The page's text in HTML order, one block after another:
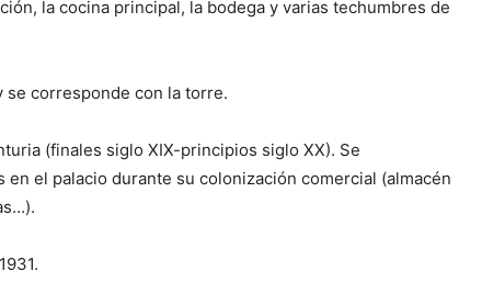
la cocina principal, la bodega y varias techumbres de
se corresponde con la torre.
(finales siglo XIX-principios siglo XX). Se
el palacio durante su colonización comercial (almacén